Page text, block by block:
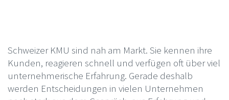
Schweizer KMU sind nah am Markt. Sie kennen ihre
Kunden, reagieren schnell und verfügen oft über viel
unternehmerische Erfahrung. Gerade deshalb
werden Entscheidungen in vielen Unternehmen